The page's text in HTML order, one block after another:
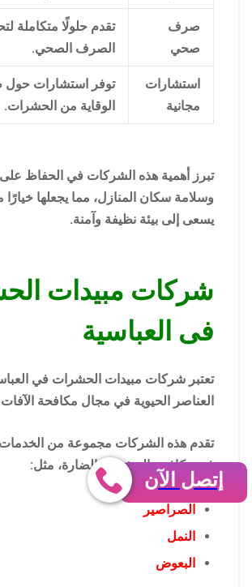
صرف
صحي
تقدم حلولًا متكاملة
الصرف الصحي.
استشارات
مجانية
توفر استشارات
الوقاية من الحشرات.
تبرز أهمية هذه الشركات في الحفاظ
وسلامة سكان المنازل، مما يجعلها خيارًا
يسعى إلى بيئة نظيفة وآمنة.
شركات مبيدات
فى العباسية
تعتبر شركات مبيدات الحشرات في
العناصر الحيوية في مجال مكافحة
تقدم هذه الشركات مجموعة من
في مكافحة الحشرات الضارة، مثل:
الصراصير
النمل
البعوض
إتصل الآن